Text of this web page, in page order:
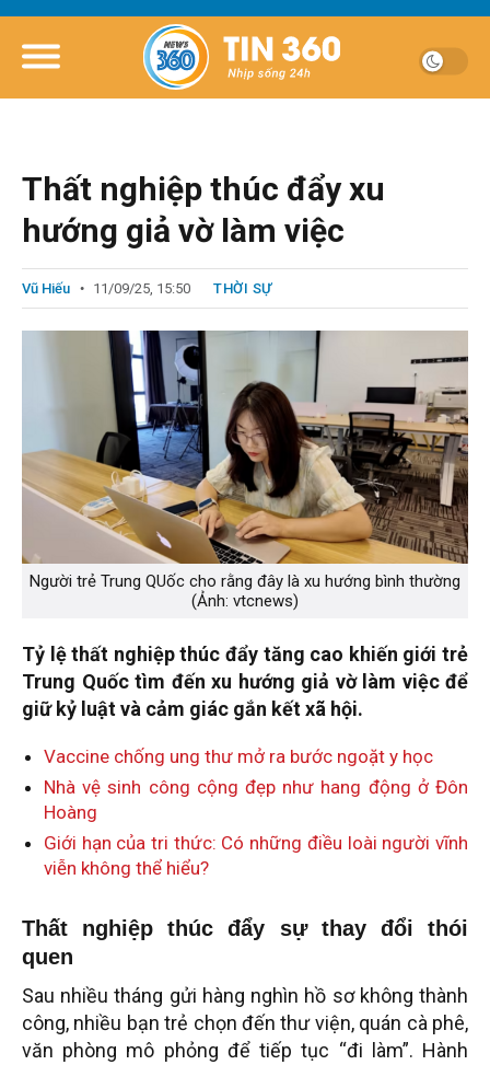
Thất nghiệp thúc đẩy xu
hướng giả vờ làm việc
Vũ Hiếu 11/09/25, 15:50 THỜI SỰ
Người trẻ Trung QUốc cho rằng đây là xu hướng bình thường
(Ảnh: vtcnews)
Tỷ lệ thất nghiệp thúc đẩy tăng cao khiến giới trẻ
Trung Quốc tìm đến xu hướng giả vờ làm việc để
giữ kỷ luật và cảm giác gắn kết xã hội.
Vaccine chống ung thư mở ra bước ngoặt y học
Nhà vệ sinh công cộng đẹp như hang động ở Đôn
Hoàng
Giới hạn của tri thức: Có những điều loài người vĩnh
viễn không thể hiểu?
Thất nghiệp thúc đẩy sự thay đổi thói
quen
Sau nhiều tháng gửi hàng nghìn hồ sơ không thành
công, nhiều bạn trẻ chọn đến thư viện, quán cà phê,
văn phòng mô phỏng để tiếp tục “đi làm”. Hành